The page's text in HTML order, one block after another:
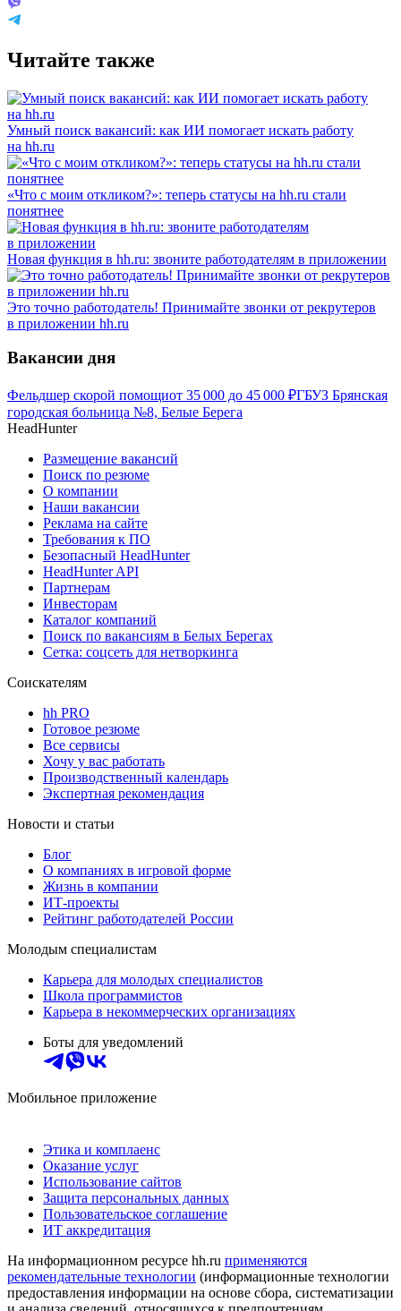
Читайте также
Умный поиск вакансий: как ИИ помогает искать работу
на hh.ru
«Что с моим откликом?»: теперь статусы на hh.ru стали
понятнее
Новая функция в hh.ru: звоните работодателям в приложении
Это точно работодатель! Принимайте звонки от рекрутеров
в приложении hh.ru
Вакансии дня
Фельдшер скорой помощиот 35 000 до 45 000 ₽ГБУЗ Брянская
городская больница №8, Белые Берега
HeadHunter
Размещение вакансий
Поиск по резюме
О компании
Наши вакансии
Реклама на сайте
Требования к ПО
Безопасный HeadHunter
HeadHunter API
Партнерам
Инвесторам
Каталог компаний
Поиск по вакансиям в Белых Берегах
Сетка: соцсеть для нетворкинга
Соискателям
hh PRO
Готовое резюме
Все сервисы
Хочу у вас работать
Производственный календарь
Экспертная рекомендация
Новости и статьи
Блог
О компаниях в игровой форме
Жизнь в компании
ИТ-проекты
Рейтинг работодателей России
Молодым специалистам
Карьера для молодых специалистов
Школа программистов
Карьера в некоммерческих организациях
Боты для уведомлений
Мобильное приложение
Этика и комплаенс
Оказание услуг
Использование сайтов
Защита персональных данных
Пользовательское соглашение
ИТ аккредитация
На информационном ресурсе hh.ru применяются
рекомендательные технологии (информационные технологии
предоставления информации на основе сбора, систематизации